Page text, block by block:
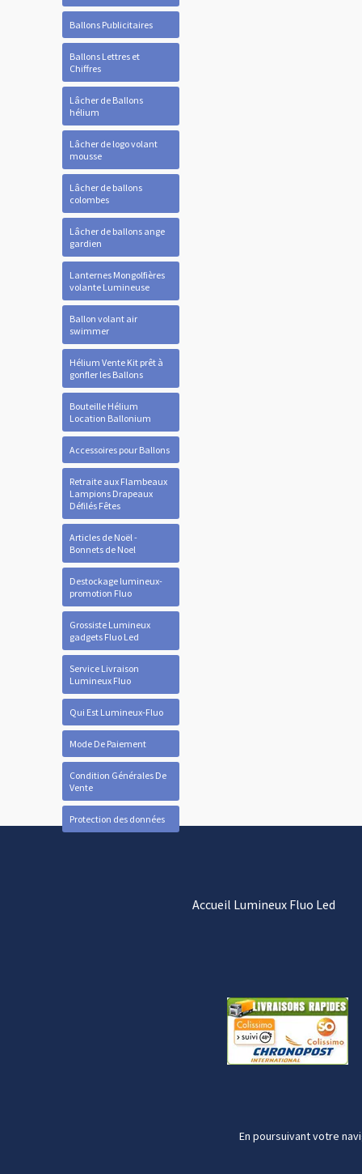
Ballons Publicitaires
Ballons Lettres et
Chiffres
Lâcher de Ballons
hélium
Lâcher de logo volant
mousse
Lâcher de ballons
colombes
Lâcher de ballons ange
gardien
Lanternes Mongolfières
volante Lumineuse
Ballon volant air
swimmer
Hélium Vente Kit prêt à
gonfler les Ballons
Bouteille Hélium
Location Ballonium
Accessoires pour Ballons
Retraite aux Flambeaux
Lampions Drapeaux
Défilés Fêtes
Articles de Noël -
Bonnets de Noel
Destockage lumineux-
promotion Fluo
Grossiste Lumineux
gadgets Fluo Led
Service Livraison
Lumineux Fluo
Qui Est Lumineux-Fluo
Mode De Paiement
Condition Générales De
Vente
Protection des données
Accueil Lumineux Fluo Led
En poursuivant votre